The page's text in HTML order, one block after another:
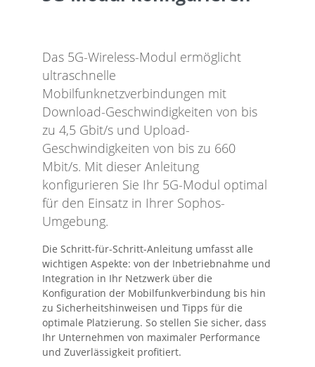
Das 5G-Wireless-Modul ermöglicht
ultraschnelle
Mobilfunknetzverbindungen mit
Download-Geschwindigkeiten von bis
zu 4,5 Gbit/s und Upload-
Geschwindigkeiten von bis zu 660
Mbit/s. Mit dieser Anleitung
konfigurieren Sie Ihr 5G-Modul optimal
für den Einsatz in Ihrer Sophos-
Umgebung.
Die Schritt-für-Schritt-Anleitung umfasst alle
wichtigen Aspekte: von der Inbetriebnahme und
Integration in Ihr Netzwerk über die
Konfiguration der Mobilfunkverbindung bis hin
zu Sicherheitshinweisen und Tipps für die
optimale Platzierung. So stellen Sie sicher, dass
Ihr Unternehmen von maximaler Performance
und Zuverlässigkeit profitiert.